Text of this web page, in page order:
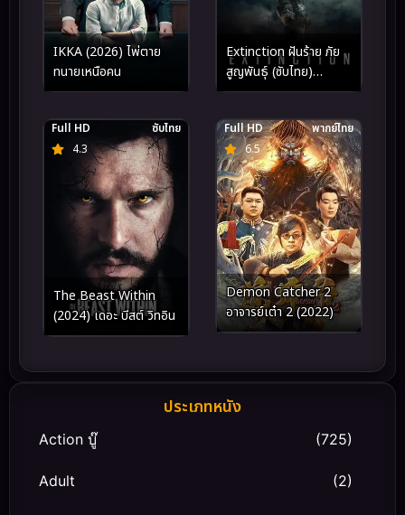
IKKA (2026) ไพ่ตาย
ทนายเหนือคน
Extinction ฝันร้าย ภัย
สูญพันธุ์ (ซับไทย)
(2018)
4.3
Full HD ซับไทย
The Beast Within
(2024) เดอะ บีสต์ วิทอิน
6.5
Full HD พากย์ไทย
Demon Catcher 2
อาจารย์เต๋า 2 (2022)
ประเภทหนัง
Action บู๊ (725)
Adult (2)